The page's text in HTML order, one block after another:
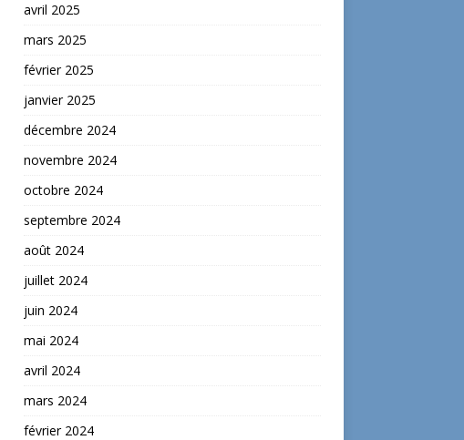
avril 2025
mars 2025
février 2025
janvier 2025
décembre 2024
novembre 2024
octobre 2024
septembre 2024
août 2024
juillet 2024
juin 2024
mai 2024
avril 2024
mars 2024
février 2024